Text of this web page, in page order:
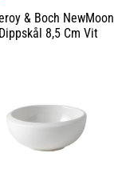
& Boch NewMoon
Dippskål 8,5 Cm Vit